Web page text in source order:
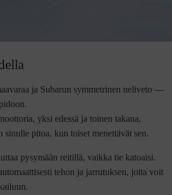
ja Subarun symmetrinen neliveto —
yksi edessä ja toinen takana,
sinulle pitoa, kun toiset menettävät sen.
pysymään reitillä, vaikka tie katoaisi.
tehon ja jarrutuksen, jotta voit